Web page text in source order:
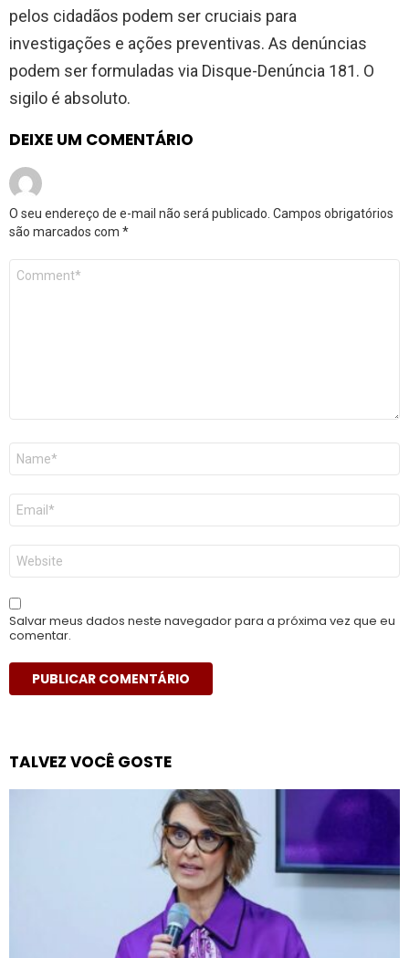
pelos cidadãos podem ser cruciais para
investigações e ações preventivas. As denúncias
podem ser formuladas via Disque-Denúncia 181. O
sigilo é absoluto.
DEIXE UM COMENTÁRIO
O seu endereço de e-mail não será publicado. Campos obrigatórios
são marcados com *
Comentário
Nome
E-
mail
*
Site
Salvar meus dados neste navegador para a próxima vez que eu
comentar.
TALVEZ VOCÊ GOSTE